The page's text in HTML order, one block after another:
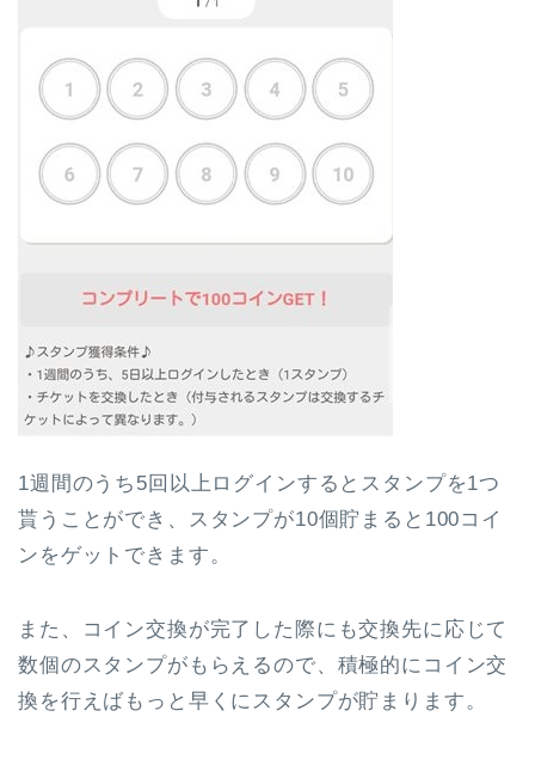
1週間のうち5回以上ログインするとスタンプを1つ
貰うことができ、スタンプが10個貯まると100コイ
ンをゲットできます。
また、コイン交換が完了した際にも交換先に応じて
数個のスタンプがもらえるので、積極的にコイン交
換を行えばもっと早くにスタンプが貯まります。